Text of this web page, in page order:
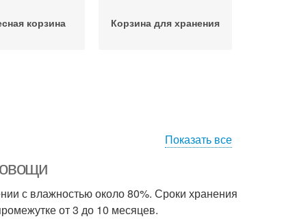
корзина Корзина для хранения
Показать все
с влажностью около 80%. Сроки хранения
от 3 до 10 месяцев.